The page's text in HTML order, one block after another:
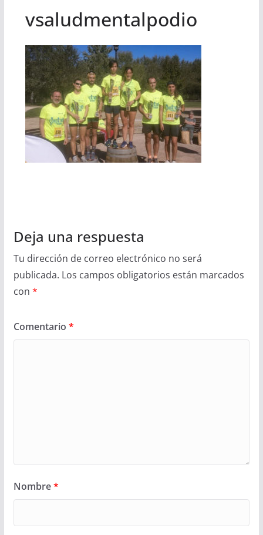
vsaludmentalpodio
Deja una respuesta
Tu dirección de correo electrónico no será
publicada. Los campos obligatorios están marcados
con *
Comentario *
Nombre*